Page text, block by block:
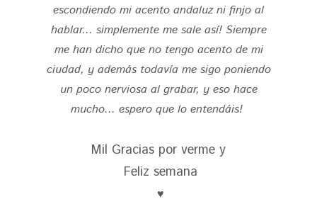
escondiendo mi acento andaluz ni finjo al
hablar... simplemente me sale así! Siempre
me han dicho que no tengo acento de mi
ciudad, y además todavía me sigo poniendo
un poco nerviosa al grabar, y eso hace
mucho... espero que lo entendáis!
Mil Gracias por verme y
Feliz semana
♥